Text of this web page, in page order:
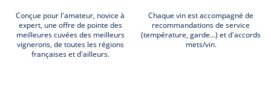
Conçue pour l'amateur, novice à
expert, une offre de pointe des
meilleures cuvées des meilleurs
vignerons, de toutes les régions
françaises et d'ailleurs.
Chaque vin est accompagné de
recommandations de service
(température, garde...) et d'accords
mets/vin.